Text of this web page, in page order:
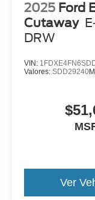
2025 Ford
Cutaway
DRW
VIN:
Valores: SDD29240
Ver